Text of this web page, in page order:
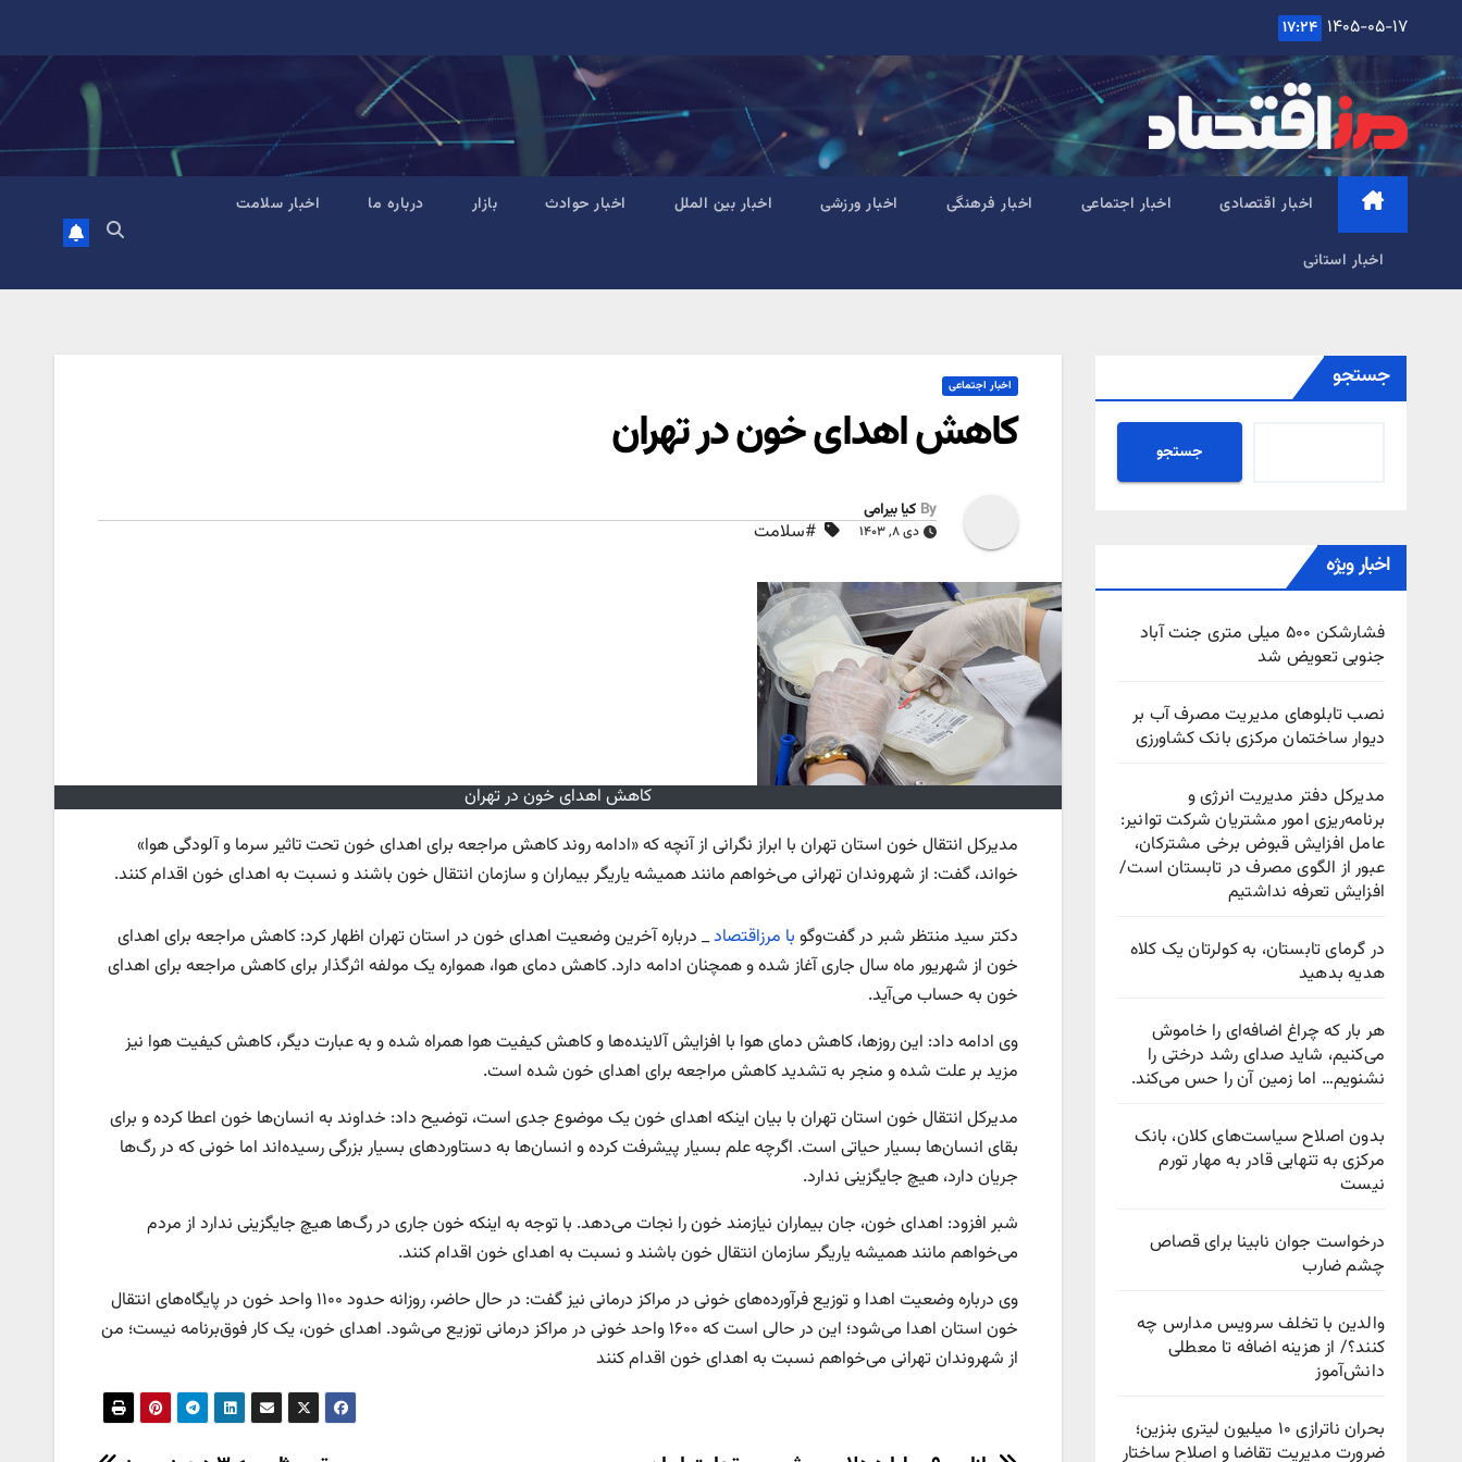
content
۱۴۰۵-۰۵-۱۷ ۱۷:۲۴
اخبار اقتصادی اخبار اجتماعی اخبار فرهنگی اخبار ورزشی اخبار بین الملل اخبار حوادث بازار درباره ما اخبار سلامت
اخبار استانی
جستجو
جستجو
اخبار ویژه
فشارشکن ۵۰۰ میلی متری جنت آباد
جنوبی تعویض شد
نصب تابلوهای مدیریت مصرف آب بر
دیوار ساختمان مرکزی بانک کشاورزی
مدیرکل دفتر مدیریت انرژی و
برنامه‌ریزی امور مشتریان شرکت توانیر:
عامل افزایش قبوض برخی مشترکان،
عبور از الگوی مصرف در تابستان است/
افزایش تعرفه نداشتیم
در گرمای تابستان، به کولرتان یک کلاه
هدیه بدهید
هر بار که چراغ اضافه‌ای را خاموش
می‌کنیم، شاید صدای رشد درختی را
نشنویم… اما زمین آن را حس می‌کند.
بدون اصلاح سیاست‌های کلان، بانک
مرکزی به تنهایی قادر به مهار تورم
نیست
درخواست جوان نابینا برای قصاص
چشم ضارب
والدین با تخلف سرویس مدارس چه
کنند؟/ از هزینه اضافه تا معطلی
دانش‌آموز
بحران ناترازی ۱۰ میلیون لیتری بنزین؛
ضرورت مدیریت تقاضا و اصلاح ساختار
اخبار اجتماعی
کاهش اهدای خون در تهران
By کیا بیرامی
دی ۸, ۱۴۰۳ #سلامت
کاهش اهدای خون در تهران
مدیرکل انتقال خون استان تهران با ابراز نگرانی از آنچه که «ادامه روند کاهش مراجعه برای اهدای خون تحت تاثیر سرما و آلودگی هوا»
خواند، گفت: از شهروندان تهرانی می‌خواهم مانند همیشه یاریگر بیماران و سازمان انتقال خون باشند و نسبت به اهدای خون اقدام کنند.
دکتر سید منتظر شبر در گفت‌وگو با مرزاقتصاد_ درباره آخرین وضعیت اهدای خون در استان تهران اظهار کرد: کاهش مراجعه برای اهدای
خون از شهریور ماه سال جاری آغاز شده و همچنان ادامه دارد. کاهش دمای هوا، همواره یک مولفه اثرگذار برای کاهش مراجعه برای اهدای
خون به حساب می‌آید.
وی ادامه داد: این روزها، کاهش دمای هوا با افزایش آلاینده‌ها و کاهش کیفیت هوا همراه شده و به عبارت دیگر، کاهش کیفیت هوا نیز
مزید بر علت شده و منجر به تشدید کاهش مراجعه برای اهدای خون شده است.
مدیرکل انتقال خون استان تهران با بیان اینکه اهدای خون یک موضوع جدی است، توضیح داد: خداوند به انسان‌ها خون اعطا کرده و برای
بقای انسان‌ها بسیار حیاتی است. اگرچه علم بسیار پیشرفت کرده و انسان‌ها به دستاوردهای بسیار بزرگی رسیده‌اند اما خونی که در رگ‌ها
جریان دارد، هیچ جایگزینی ندارد.
شبر افزود: اهدای خون، جان بیماران نیازمند خون را نجات می‌دهد. با توجه به اینکه خون جاری در رگ‌ها هیچ جایگزینی ندارد از مردم
می‌خواهم مانند همیشه یاریگر سازمان انتقال خون باشند و نسبت به اهدای خون اقدام کنند.
وی درباره وضعیت اهدا و توزیع فرآورده‌های خونی در مراکز درمانی نیز گفت: در حال حاضر، روزانه حدود ۱۱۰۰ واحد خون در پایگاه‌های انتقال
خون استان اهدا می‌شود؛ این در حالی است که ۱۶۰۰ واحد خونی در مراکز درمانی توزیع می‌شود. اهدای خون، یک کار فوق‌برنامه نیست؛ من
از شهروندان تهرانی می‌خواهم نسبت به اهدای خون اقدام کنند